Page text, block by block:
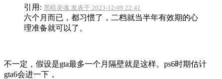
引用: 黑暗灵魂 发表于 2023-12-09 22:41
六个月而已，都习惯了，二档就当半年有效期的心
理准备就可以了。
不一定，假设是gta最多一个月隔壁就是这样。ps6时期估计
gta6会进一下，